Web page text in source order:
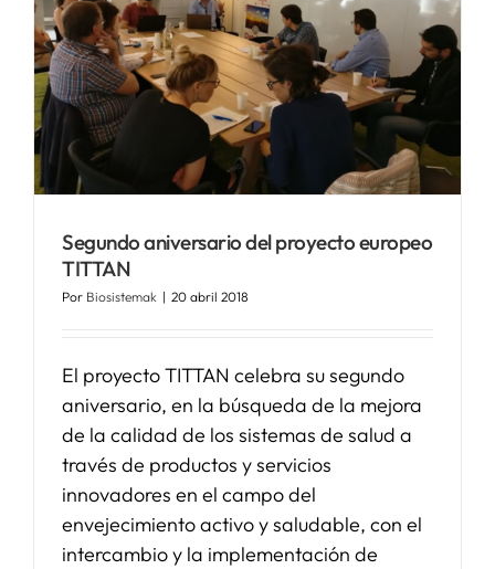
Segundo aniversario del proyecto europeo
TITTAN
Por Biosistemak | 20 abril 2018
El proyecto TITTAN celebra su segundo
aniversario, en la búsqueda de la mejora
de la calidad de los sistemas de salud a
través de productos y servicios
innovadores en el campo del
envejecimiento activo y saludable, con el
intercambio y la implementación de